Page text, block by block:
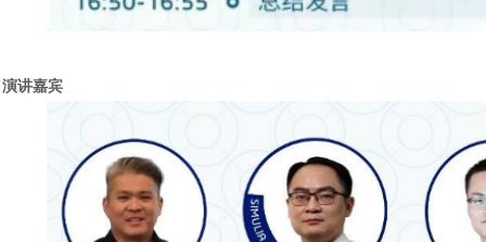
演讲嘉宾